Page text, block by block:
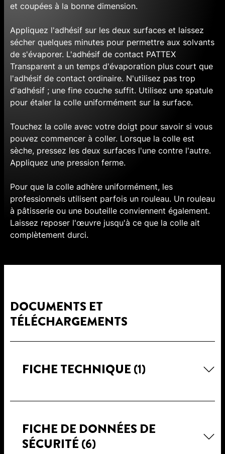
et coupées à la bonne dimension.
Appliquez l'adhésif sur les deux surfaces et laissez
sécher quelques minutes pour permettre aux solvants
de s'évaporer. L'adhésif de contact PATTEX
Transparent a un temps d'évaporation plus court que
l'adhésif de contact ordinaire. N'utilisez pas trop
d'adhésif ; une fine couche suffit. Utilisez une spatule
pour étaler la colle uniformément sur la surface.
Touchez la colle avec votre doigt pour savoir si vous
pouvez commencer à coller. Lorsque la colle est
sèche, pressez les deux surfaces l'une contre l'autre.
Appliquez une pression ferme.
Pour que la colle adhère uniformément, les
professionnels utilisent parfois un rouleau. Un rouleau
à pâtisserie ou une bouteille conviennent également.
Laissez reposer l'œuvre jusqu'à ce que la colle ait
complètement durci.
DOCUMENTS ET
TÉLÉCHARGEMENTS
FICHE TECHNIQUE (1)
FICHE DE DONNÉES DE
SÉCURITÉ (6)